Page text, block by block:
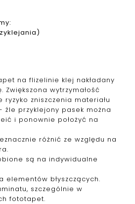
na flizelinie klej nakładany
Zwiększona wytrzymałość
zniszczenia materiału
źle przyklejony pasek można
i ponownie położyć na
różnić ze względu na
są na indywidualne
elementów błyszczących.
szczególnie w
fototapet.